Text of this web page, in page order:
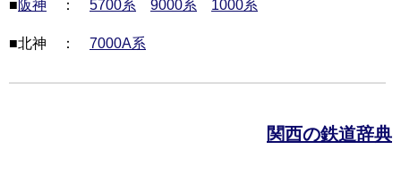
■阪神 ： 5700系 9000系 1000系
■北神 ： 7000A系
関西の鉄道辞典